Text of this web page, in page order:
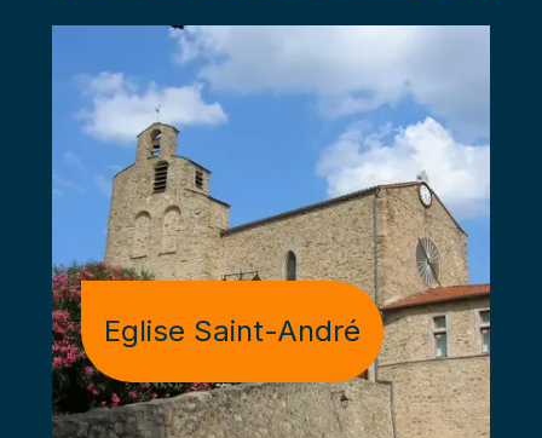
Eglise Saint-André